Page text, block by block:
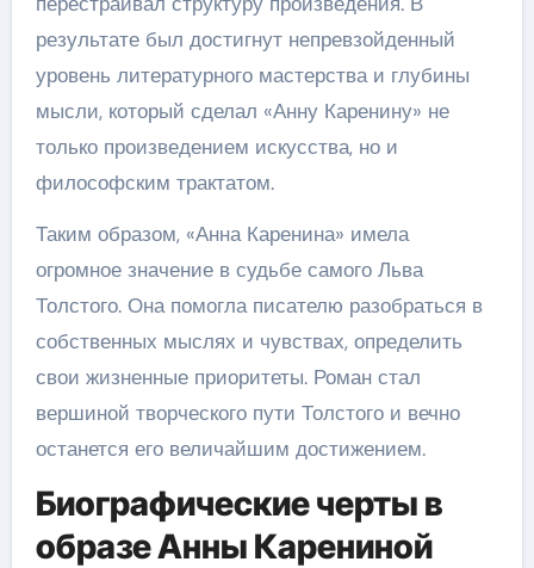
результате был достигнут непревзойденный
уровень литературного мастерства и глубины
мысли, который сделал «Анну Каренину» не
только произведением искусства, но и
философским трактатом.
Таким образом, «Анна Каренина» имела
огромное значение в судьбе самого Льва
Толстого. Она помогла писателю разобраться в
собственных мыслях и чувствах, определить
свои жизненные приоритеты. Роман стал
вершиной творческого пути Толстого и вечно
останется его величайшим достижением.
Биографические черты в
образе Анны Карениной